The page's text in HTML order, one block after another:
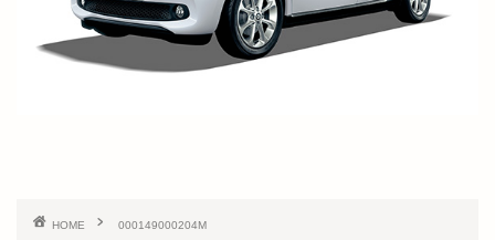
HOME 000149000204M